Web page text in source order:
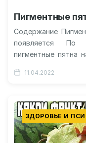
Пигментные
Содержание
появляется По
пигментные пятна
11.04.2022
ЗДОРОВЬЕ И